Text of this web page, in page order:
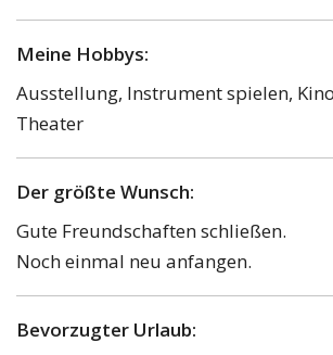
Meine Hobbys:
Ausstellung, Instrument spielen,
Theater
Der größte Wunsch:
Gute Freundschaften schließen.
Noch einmal neu anfangen.
Bevorzugter Urlaub: